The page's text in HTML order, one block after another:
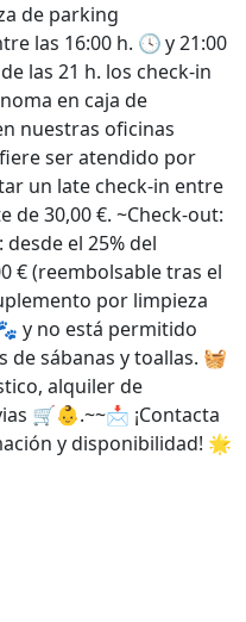
de parking
las 16:00 h. 🕓 y 21:00
las 21 h. los check-in
en caja de
nuestras oficinas
ser atendido por
un late check-in entre
de 30,00 €. ~Check-out:
el 25% del
€ (reembolsable tras el
por limpieza
y no está permitido
de sábanas y toallas. 🧺
alquiler de
🛒👶.~~📩 ¡Contacta
y disponibilidad! 🌟